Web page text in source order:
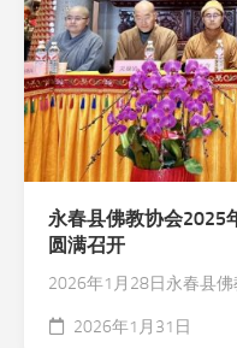
永春县佛教协会2025
圆满召开
2026年1月28日永春县
2026年1月31日